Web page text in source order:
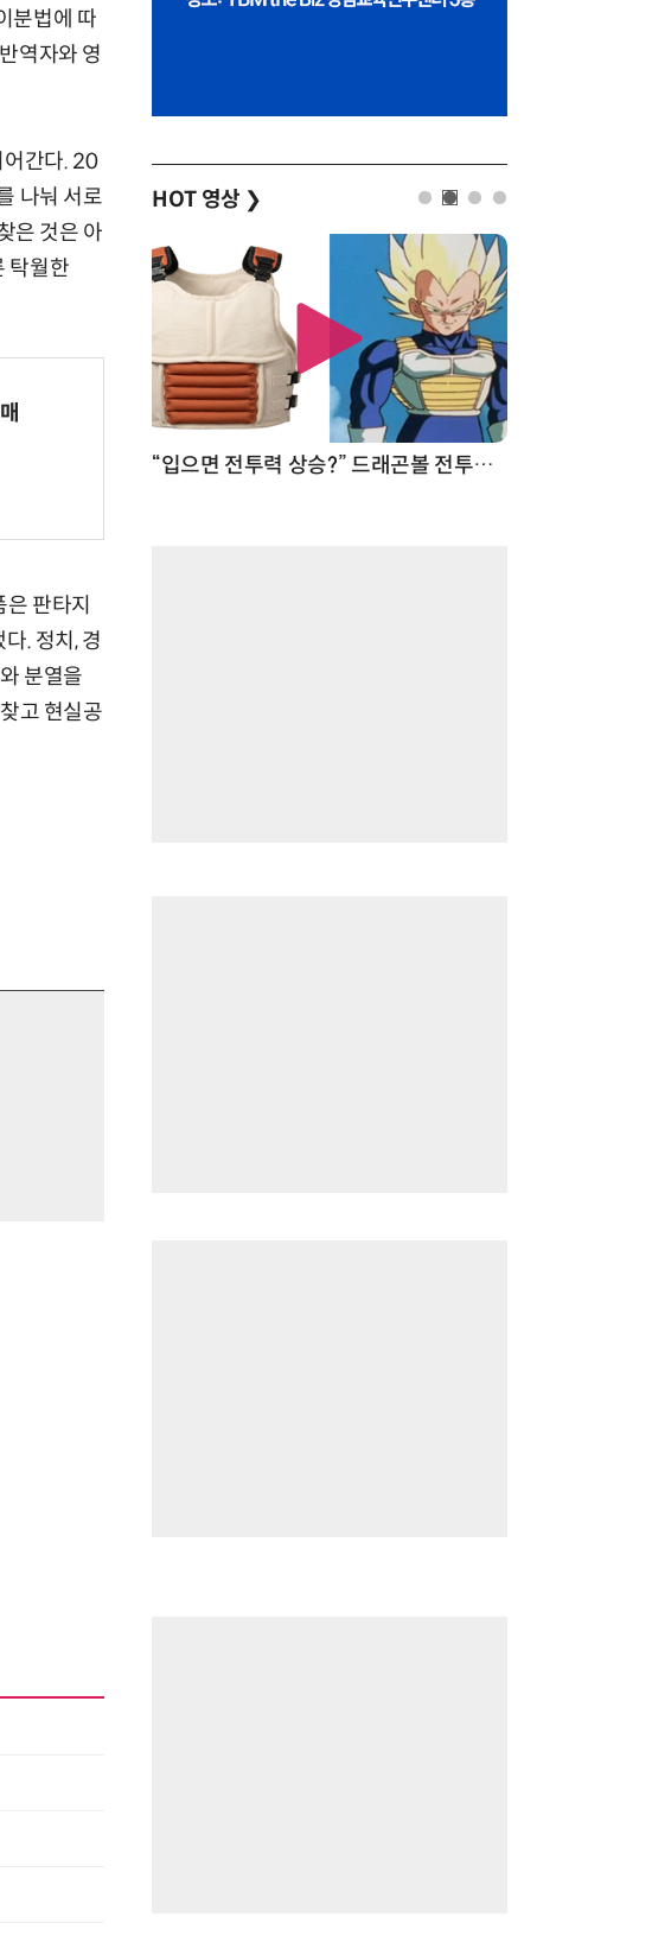
분법에 따
역자와 영
어간다. 20
나눠 서로
은 것은 아
탁월한
판타지
. 정치, 경
분열을
고 현실공
HOT 영상 ❯
“입으면 전투력 상승?” 드래곤볼 전투복 닮은 중량조끼